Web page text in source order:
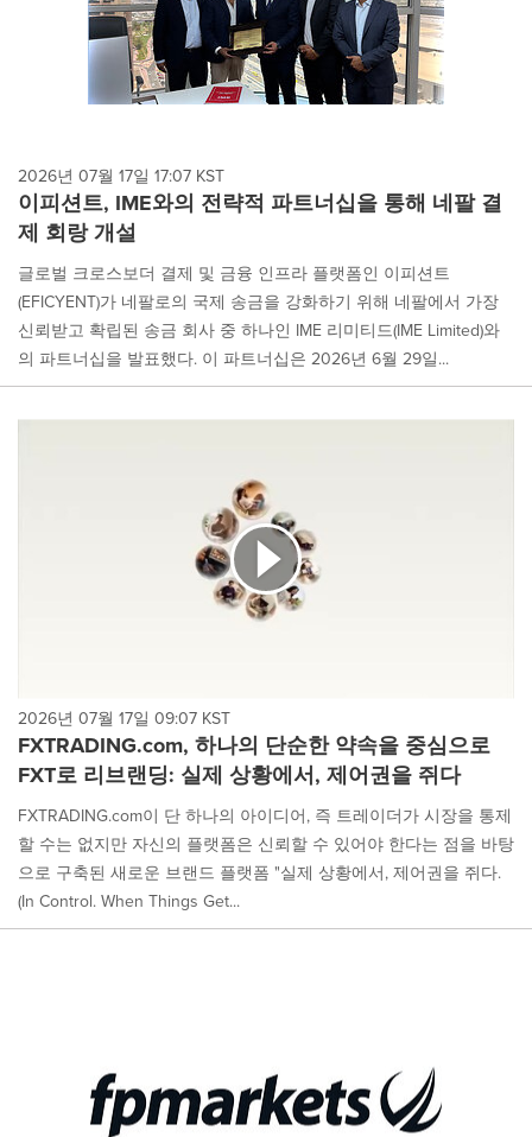
2026년 07월 17일 17:07 KST
이피션트, IME와의 전략적 파트너십을 통해 네팔 결
제 회랑 개설
글로벌 크로스보더 결제 및 금융 인프라 플랫폼인 이피션트
(EFICYENT)가 네팔로의 국제 송금을 강화하기 위해 네팔에서 가장
신뢰받고 확립된 송금 회사 중 하나인 IME 리미티드(IME Limited)와
의 파트너십을 발표했다. 이 파트너십은 2026년 6월 29일...
2026년 07월 17일 09:07 KST
FXTRADING.com, 하나의 단순한 약속을 중심으로
FXT로 리브랜딩: 실제 상황에서, 제어권을 쥐다
FXTRADING.com이 단 하나의 아이디어, 즉 트레이더가 시장을 통제
할 수는 없지만 자신의 플랫폼은 신뢰할 수 있어야 한다는 점을 바탕
으로 구축된 새로운 브랜드 플랫폼 "실제 상황에서, 제어권을 쥐다.
(In Control. When Things Get...